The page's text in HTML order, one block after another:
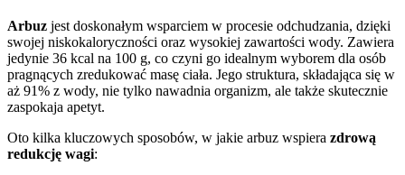
Arbuz jest doskonałym wsparciem w procesie odchudzania, dzięki
swojej niskokaloryczności oraz wysokiej zawartości wody. Zawiera
jedynie 36 kcal na 100 g, co czyni go idealnym wyborem dla osób
pragnących zredukować masę ciała. Jego struktura, składająca się w
aż 91% z wody, nie tylko nawadnia organizm, ale także skutecznie
zaspokaja apetyt.
Oto kilka kluczowych sposobów, w jakie arbuz wspiera zdrową
redukcję wagi: